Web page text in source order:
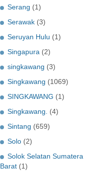
Serang (1)
Serawak (3)
Seruyan Hulu (1)
Singapura (2)
singkawang (3)
Singkawang (1069)
SINGKAWANG (1)
Singkawang. (4)
Sintang (659)
Solo (2)
Solok Selatan Sumatera
Barat (1)